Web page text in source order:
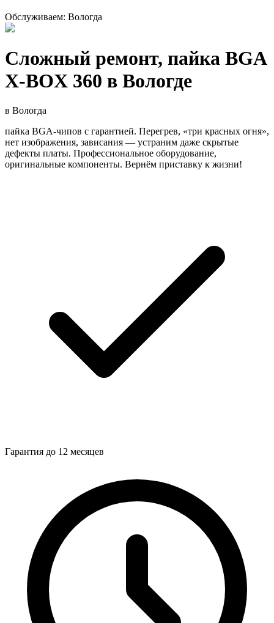
Обслуживаем: Вологда
Сложный ремонт, пайка BGA
X-BOX 360 в Вологде
в Вологда
пайка BGA‑чипов с гарантией. Перегрев, «три красных огня»,
нет изображения, зависания — устраним даже скрытые
дефекты платы. Профессиональное оборудование,
оригинальные компоненты. Вернём приставку к жизни!
Гарантия до 12 месяцев